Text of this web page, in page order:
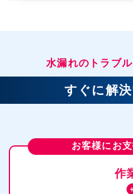
岡崎市水道局指定工事店
豊川市指定給水装置工事事業者
蒲郡市指定給水装置工事事業者
瀬戸市水道事業指定給水装置工事事
水漏れのトラブ
すぐに解
お客様にお
作